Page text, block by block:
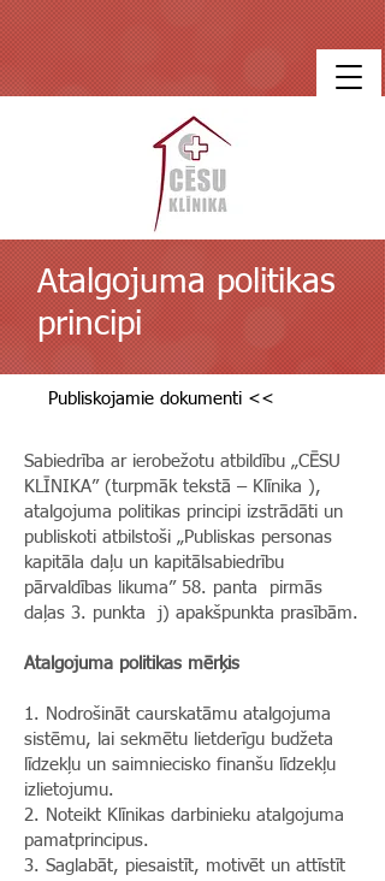
Atalgojuma politikas
principi
Publiskojamie dokumenti <<
Sabiedrība ar ierobežotu atbildību „CĒSU
KLĪNIKA” (turpmāk tekstā – Klīnika ),
atalgojuma politikas principi izstrādāti un
publiskoti atbilstoši „Publiskas personas
kapitāla daļu un kapitālsabiedrību
pārvaldības likuma” 58. panta pirmās
daļas 3. punkta j) apakšpunkta prasībām.
Atalgojuma politikas mērķis
1. Nodrošināt caurskatāmu atalgojuma
sistēmu, lai sekmētu lietderīgu budžeta
līdzekļu un saimniecisko finanšu līdzekļu
izlietojumu.
2. Noteikt Klīnikas darbinieku atalgojuma
pamatprincipus.
3. Saglabāt, piesaistīt, motivēt un attīstīt